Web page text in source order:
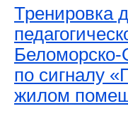
Тренировка
по сигналу
жилом